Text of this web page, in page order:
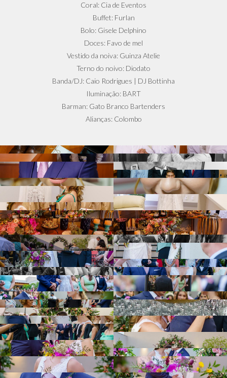
Coral: Cia de Eventos
Buffet: Furlan
Bolo: Gisele Delphino
Doces: Favo de mel
Vestido da noiva: Guinza Atelie
Terno do noivo: Diodato
Banda/DJ: Caio Rodrigues | DJ Bottinha
Iluminação: BART
Barman: Gato Branco Bartenders
Alianças: Colombo